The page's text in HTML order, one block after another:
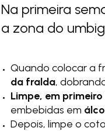
Na primeira
a zona do
Quando colocar a
da fralda,
Limpe, em
embebidas em
Depois, limpe o